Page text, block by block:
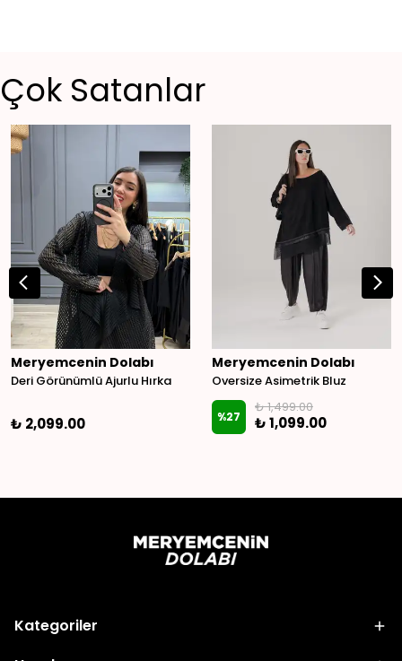
Çok Satanlar
Meryemcenin Dolabı
Deri Görünümlü Ajurlu Hırka
₺ 2,099.00
Meryemcenin Dolabı
Oversize Asimetrik Bluz
%27
₺ 1,499.00
₺ 1,099.00
Kategoriler